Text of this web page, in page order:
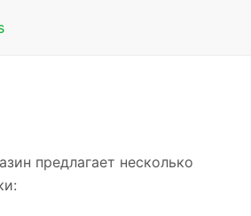
предлагает несколько